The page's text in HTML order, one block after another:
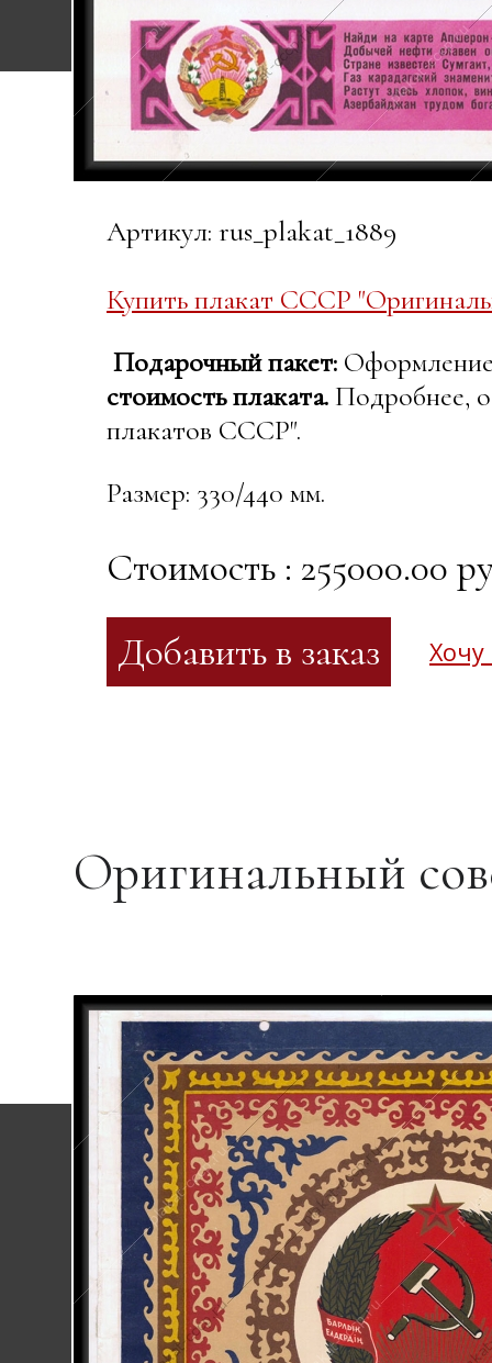
Артикул: rus_plakat_1889
Купить плакат СССР
Подарочный пакет: Оформление
стоимость плаката. Подробнее,
плакатов СССР".
Размер: 330/440 мм.
Стоимость : 255000.00
Хочу
Оригинальный